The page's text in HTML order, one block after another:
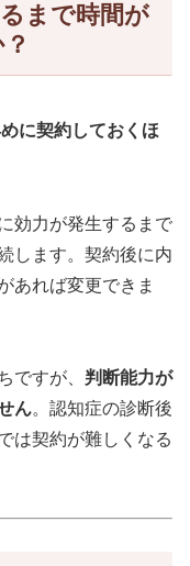
まで時間が
に契約しておくほ
効力が発生するまで
します。契約後に内
あれば変更できま
ですが、 判断能力が
ん。認知症の診断後
は契約が難しくなる